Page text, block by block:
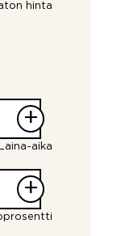
hinta
+
Laina-aika
+